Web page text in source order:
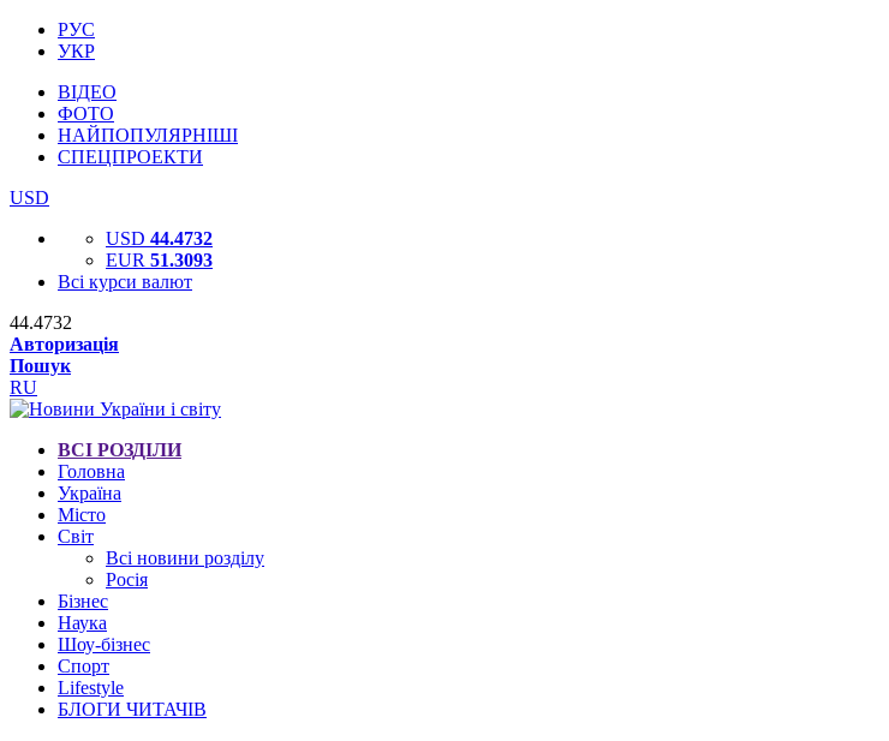
РУС
УКР
ВІДЕО
ФОТО
НАЙПОПУЛЯРНІШІ
СПЕЦПРОЕКТИ
USD
USD 44.4732
EUR 51.3093
Всі курси валют
44.4732
Авторизація
Пошук
RU
ВСІ РОЗДІЛИ
Головна
Україна
Місто
Світ
Всі новини розділу
Росія
Бізнес
Наука
Шоу-бізнес
Спорт
Lifestyle
БЛОГИ ЧИТАЧІВ